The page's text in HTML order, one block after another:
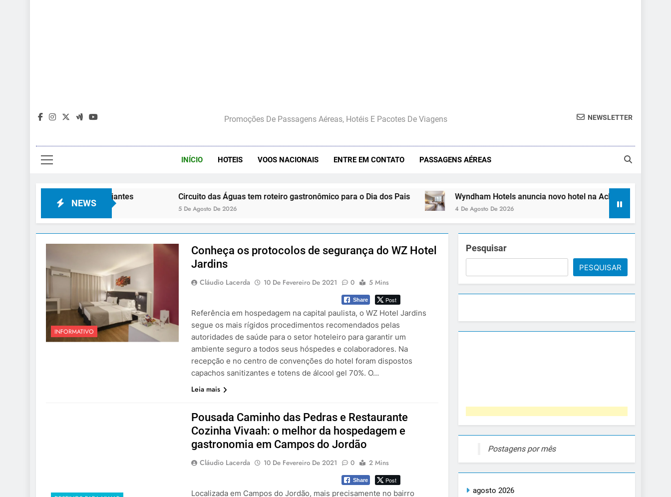
Promoções De Passagens Aéreas, Hotéis E Pacotes De Viagens NEWSLETTER
INÍCIO HOTEIS VOOS NACIONAIS ENTRE EM CONTATO PASSAGENS AÉREAS
NEWS
e todos os viajantes Circuito das Águas tem roteiro gastronômico para o Dia dos Pais
5 De Agosto De 2026
Wyndham Hotels anuncia novo hotel na Aclimação, em São Paulo
4 De Agosto De 2026
INFORMATIVO
Conheça os protocolos de segurança do WZ Hotel
Jardins
Cláudio Lacerda 10 De Fevereiro De 2021 0 5 Mins
Share Post
Referência em hospedagem na capital paulista, o WZ Hotel Jardins
segue os mais rígidos procedimentos recomendados pelas
autoridades de saúde para o setor hoteleiro para garantir um
ambiente seguro a todos seus hóspedes e colaboradores. Na
recepção e no centro de convenções do hotel foram dispostos
capachos sanitizantes e totens de álcool gel 70%. O…
Leia mais
Pousada Caminho das Pedras e Restaurante
Cozinha Vivaah: o melhor da hospedagem e
gastronomia em Campos do Jordão
Cláudio Lacerda 10 De Fevereiro De 2021 0 2 Mins
Share Post
Localizada em Campos do Jordão, mais precisamente no bairro
Pesquisar
PESQUISAR
Postagens por mês
agosto 2026